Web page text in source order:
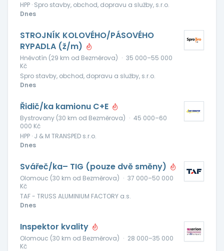
HPP · Spro stavby, obchod, dopravu a služby, s.r.o.
Dnes
STROJNÍK KOLOVÉHO/PÁSOVÉHO
RYPADLA (ž/m)
Hněvotín (29 km od Bezměrova) · 35 000–55 000
Kč
Spro stavby, obchod, dopravu a služby, s.r.o.
Dnes
Řidič/ka kamionu C+E
Bystrovany (30 km od Bezměrova) · 45 000–60
000 Kč
HPP · J & M TRANSPED s.r.o.
Dnes
Svářeč/ka– TIG (pouze dvě směny)
Olomouc (30 km od Bezměrova) · 37 000–50 000
Kč
TAF - TRUSS ALUMINIUM FACTORY a.s.
Dnes
Inspektor kvality
Olomouc (30 km od Bezměrova) · 28 000–35 000
Kč